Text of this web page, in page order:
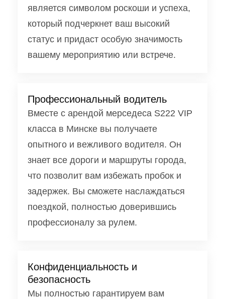
является символом роскоши и успеха,
который подчеркнет ваш высокий
статус и придаст особую значимость
вашему мероприятию или встрече.
Профессиональный водитель
Вместе с арендой мерседеса S222 VIP
класса в Минске вы получаете
опытного и вежливого водителя. Он
знает все дороги и маршруты города,
что позволит вам избежать пробок и
задержек. Вы сможете наслаждаться
поездкой, полностью доверившись
профессионалу за рулем.
Конфиденциальность и
безопасность
Мы полностью гарантируем вам